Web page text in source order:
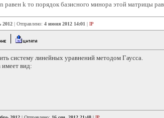
k то порядок базисного минора этой матрицы
2012 | Отправлено: 4 июня 2012 14:01 | IP
систему линейных уравнений методом Гаусса.
вид: